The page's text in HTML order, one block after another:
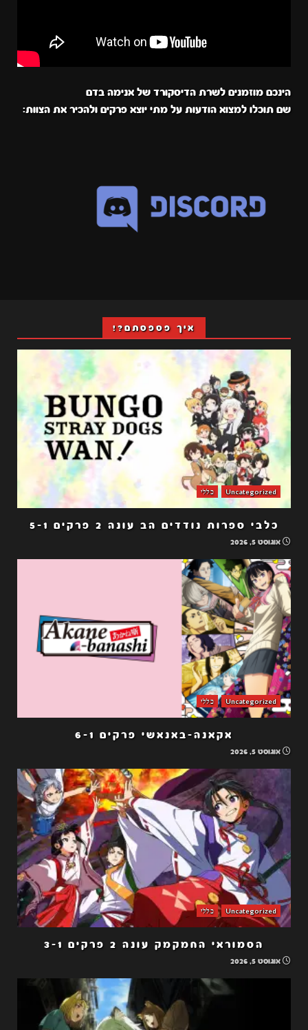
הינכם מוזמנים לשרת הדיסקורד של אנימה בדם
שם תוכלו למצוא הודעות על מתי יוצא פרקים ולהכיר את הצוות:
איך פספסתם?!
Uncategorized כללי
כלבי ספרות נודדים הב עונה 2 פרקים 5-1
אוגוסט 5, 2026
Uncategorized כללי
אקאנה-באנאשי פרקים 6-1
אוגוסט 5, 2026
Uncategorized כללי
הסמוראי החמקמק עונה 2 פרקים 3-1
אוגוסט 5, 2026